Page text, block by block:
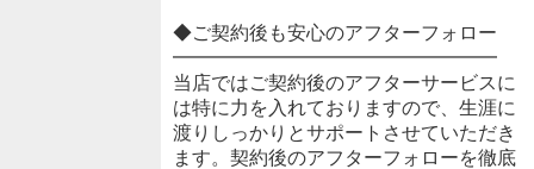
◆ご契約後も安心のアフターフォロー
━━━━━━━━━━━━━━━━━
当店ではご契約後のアフターサービスに
は特に力を入れておりますので、生涯に
渡りしっかりとサポートさせていただき
ます。契約後のアフターフォローを徹底